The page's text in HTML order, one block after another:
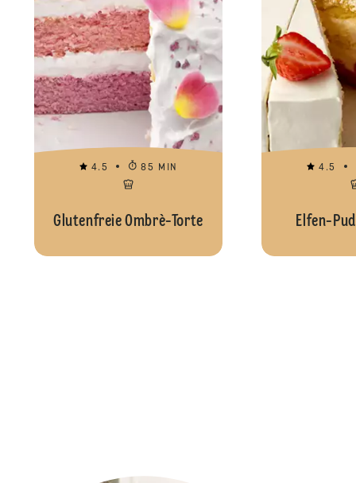
4.5 85 MIN
Glutenfreie Ombrè-Torte
4.5
Elfen-